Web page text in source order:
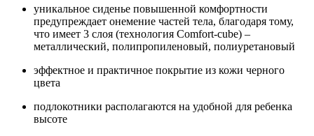
уникальное сиденье повышенной комфортности
предупреждает онемение частей тела, благодаря тому,
что имеет 3 слоя (технология Comfort-cube) –
металлический, полипропиленовый, полиуретановый
эффектное и практичное покрытие из кожи черного
цвета
подлокотники располагаются на удобной для ребенка
высоте